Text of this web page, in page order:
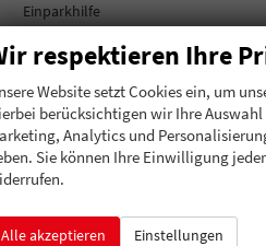
Einparkhilfe
Selbstlenkendes System, Park
Fahrprofilauswahl
Innenspiegel automatisch
Lenkung
Lichttechnik
Lichtsensor, Nebelscheinwerfer,
Pannenhilfe
respektieren Ihre
Website setzt Cookies ein, um
berücksichtigen wir Ihre
Analytics und
Sie können Ihre Einwilligung
Alle akzeptieren Einstellungen